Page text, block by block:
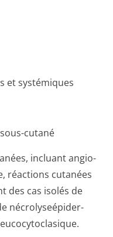
et systémiques
cutané
incluant angio-
réactions cutanées
des cas isolés de
nécrolyseépider­